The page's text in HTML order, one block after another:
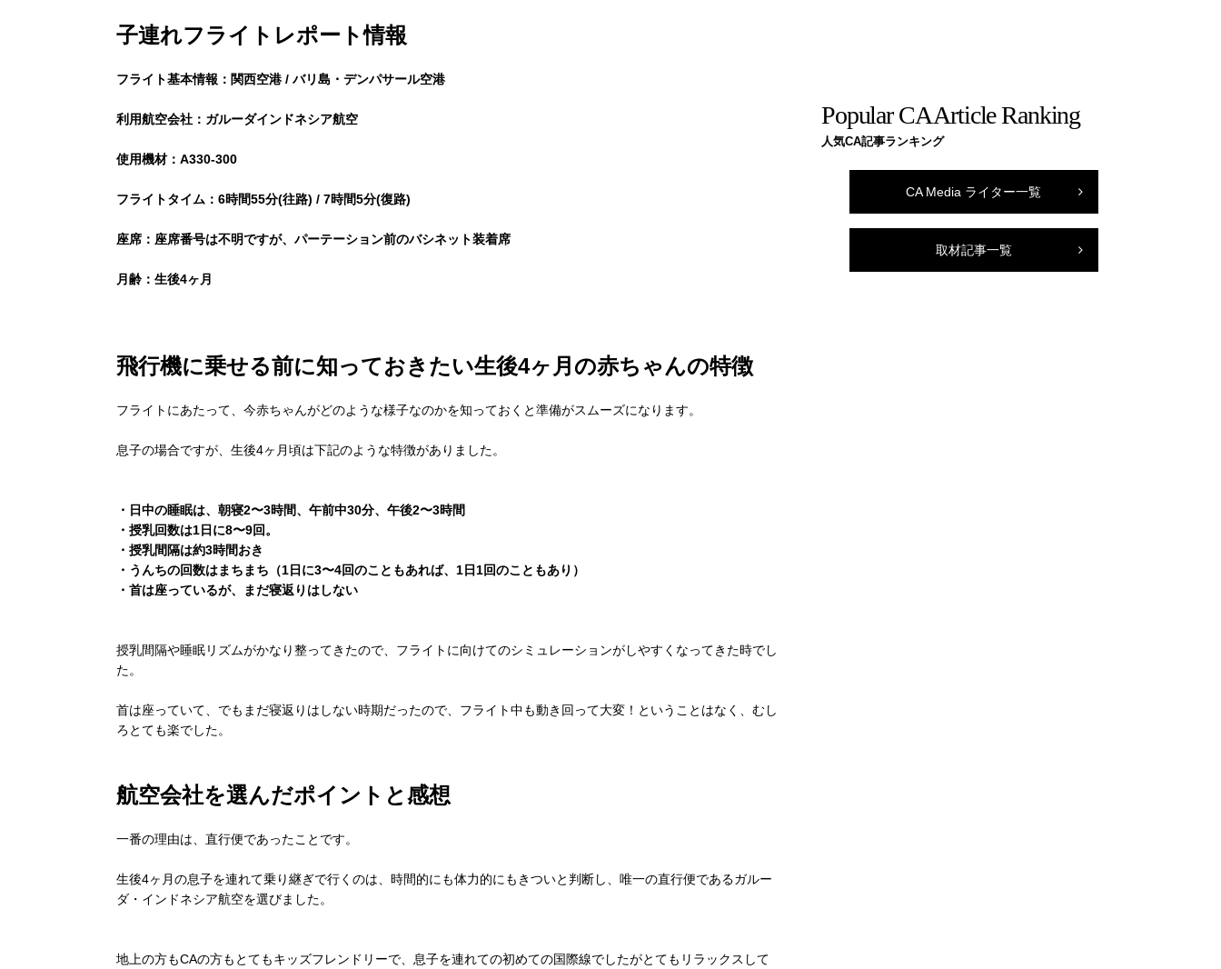
子連れフライトレポート情報
フライト基本情報：関西空港 / バリ島・デンパサール空港
利用航空会社：ガルーダインドネシア航空
使用機材：A330-300
フライトタイム：6時間55分(往路) / 7時間5分(復路)
座席：座席番号は不明ですが、パーテーション前のバシネット装着席
月齢：生後4ヶ月
飛行機に乗せる前に知っておきたい生後4ヶ月の赤ちゃんの特徴
フライトにあたって、今赤ちゃんがどのような様子なのかを知っておくと準備がスムーズになります。
息子の場合ですが、生後4ヶ月頃は下記のような特徴がありました。
・日中の睡眠は、朝寝2〜3時間、午前中30分、午後2〜3時間
・授乳回数は1日に8〜9回。
・授乳間隔は約3時間おき
・うんちの回数はまちまち（1日に3〜4回のこともあれば、1日1回のこともあり）
・首は座っているが、まだ寝返りはしない
授乳間隔や睡眠リズムがかなり整ってきたので、フライトに向けてのシミュレーションがしやすくなってきた時でし
た。
首は座っていて、でもまだ寝返りはしない時期だったので、フライト中も動き回って大変！ということはなく、むし
ろとても楽でした。
航空会社を選んだポイントと感想
一番の理由は、直行便であったことです。
生後4ヶ月の息子を連れて乗り継ぎで行くのは、時間的にも体力的にもきついと判断し、唯一の直行便であるガルー
ダ・インドネシア航空を選びました。
地上の方もCAの方もとてもキッズフレンドリーで、息子を連れての初めての国際線でしたがとてもリラックスして
Popular CA Article Ranking
人気CA記事ランキング
CA Media ライター一覧
取材記事一覧